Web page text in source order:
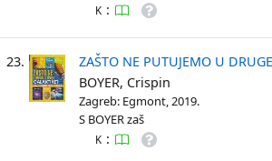
K :
23.
ZAŠTO NE PUTUJEMO U
BOYER, Crispin
Zagreb: Egmont, 2019.
S BOYER zaš
K :